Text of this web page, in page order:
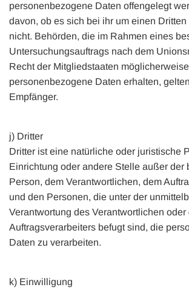
personenbezogene Daten offengelegt
davon, ob es sich bei ihr um einen
nicht. Behörden, die im Rahmen eines
Untersuchungsauftrags nach dem
Recht der Mitgliedstaaten möglicherweise
personenbezogene Daten erhalten,
Empfänger.
j) Dritter
Dritter ist eine natürliche oder juristische
Einrichtung oder andere Stelle außer der
Person, dem Verantwortlichen, dem
und den Personen, die unter der
Verantwortung des Verantwortlichen oder
Auftragsverarbeiters befugt sind, die
Daten zu verarbeiten.
k) Einwilligung